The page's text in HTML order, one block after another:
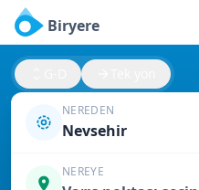
Biryere
NEREDEN
Nevsehir
NEREYE